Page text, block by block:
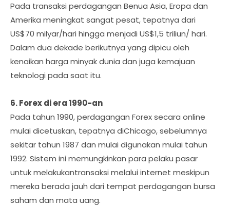
Pada transaksi perdagangan Benua Asia, Eropa dan
Amerika meningkat sangat pesat, tepatnya dari
US$70 milyar/hari hingga menjadi US$1,5 triliun/ hari.
Dalam dua dekade berikutnya yang dipicu oleh
kenaikan harga minyak dunia dan juga kemajuan
teknologi pada saat itu.
6. Forex di era 1990-an
Pada tahun 1990, perdagangan Forex secara online
mulai dicetuskan, tepatnya diChicago, sebelumnya
sekitar tahun 1987 dan mulai digunakan mulai tahun
1992. Sistem ini memungkinkan para pelaku pasar
untuk melakukantransaksi melalui internet meskipun
mereka berada jauh dari tempat perdagangan bursa
saham dan mata uang.